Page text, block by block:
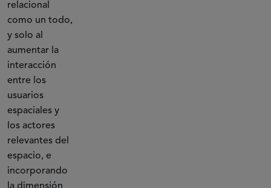
relacional
como un todo,
y solo al
aumentar la
interacción
entre los
usuarios
espaciales y
los actores
relevantes del
espacio, e
incorporando